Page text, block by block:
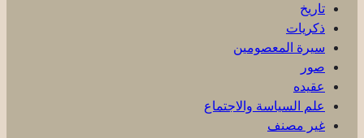
تاريخ
ذكریات
سيرة المعصومين
صور
عقیده
علم السياسة والاجتماع
غير مصنف